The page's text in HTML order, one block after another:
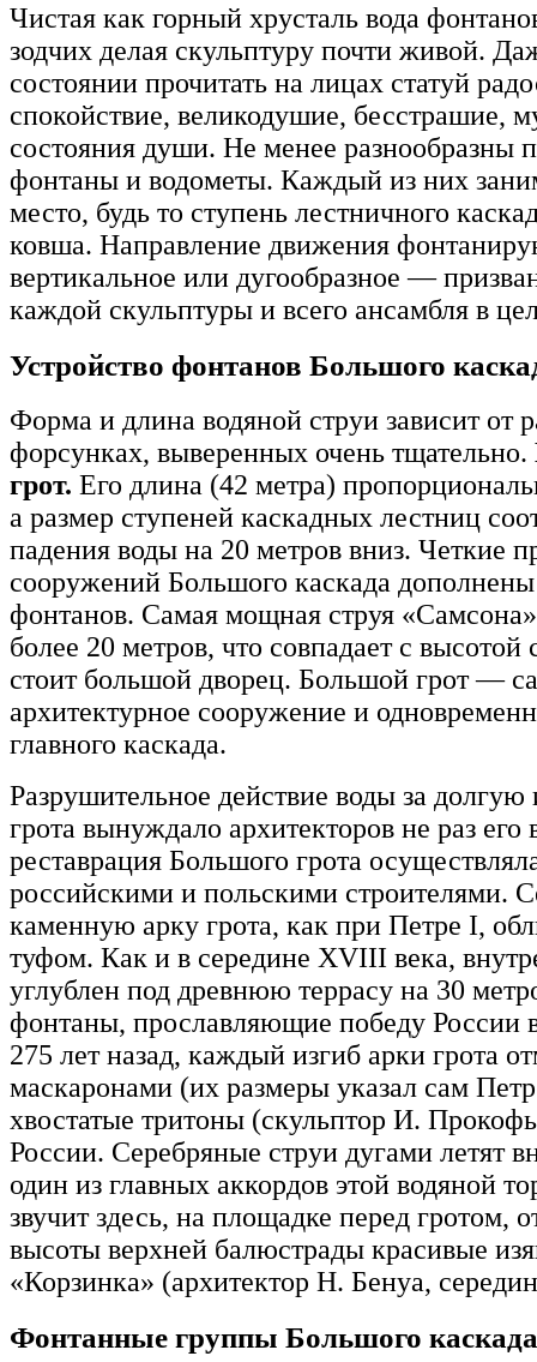
Чистая как горный хрусталь вода
зодчих делая скульптуру почти живой.
состоянии прочитать на лицах статуй
спокойствие, великодушие, бесстрашие,
состояния души. Не менее разнообразны
фонтаны и водометы. Каждый из них
место, будь то ступень лестничного
ковша. Направление движения
вертикальное или дугообразное —
каждой скульптуры и всего ансамбля в
Устройство фонтанов Большого
Форма и длина водяной струи зависит от
форсунках, выверенных очень тщательно.
грот. Его длина (42 метра)
а размер ступеней каскадных лестниц
падения воды на 20 метров вниз. Четкие
сооружений Большого каскада
фонтанов. Самая мощная струя
более 20 метров, что совпадает с высотой
стоит большой дворец. Большой грот —
архитектурное сооружение и
главного каскада.
Разрушительное действие воды за
грота вынуждало архитекторов не раз его
реставрация Большого грота
российскими и польскими строителями.
каменную арку грота, как при Петре I,
туфом. Как и в середине XVIII века,
углублен под древнюю террасу на 30
фонтаны, прославляющие победу России
275 лет назад, каждый изгиб арки грота
маскаронами (их размеры указал сам
хвостатые тритоны (скульптор И.
России. Серебряные струи дугами летят
один из главных аккордов этой водяной
звучит здесь, на площадке перед гротом,
высоты верхней балюстрады красивые
«Корзинка» (архитектор Н. Бенуа,
Фонтанные группы Большого